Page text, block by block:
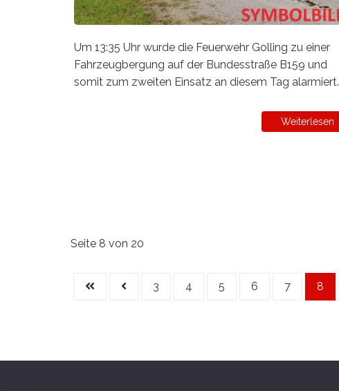
Um 13:35 Uhr wurde die Feuerwehr Golling zu einer
Fahrzeugbergung auf der Bundesstraße B159 und
somit zum zweiten Einsatz an diesem Tag alarmiert.
Weiterlesen
Seite 8 von 20
3 4 5 6 7 8